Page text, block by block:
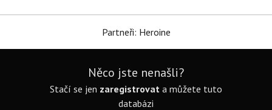
Partneři: Heroine
Něco jste nenašli?
Stačí se jen zaregistrovat a můžete tuto
databázi